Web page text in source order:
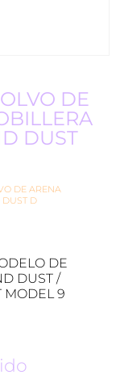
DE
DUST
DE ARENA
DUST D
DE
DUST /
MODEL 9